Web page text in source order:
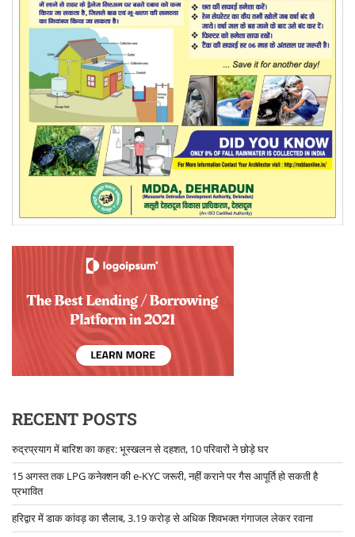
RECENT POSTS
रुद्रप्रयाग में बारिश का कहर: भूस्खलन से दहशत, 10 परिवारों ने छोड़े घर
15 अगस्त तक LPG कनेक्शन की e-KYC जरूरी, नहीं कराने पर गैस आपूर्ति हो सकती है
प्रभावित
हरिद्वार में डाक कांवड़ का सैलाब, 3.19 करोड़ से अधिक शिवभक्त गंगाजल लेकर रवाना